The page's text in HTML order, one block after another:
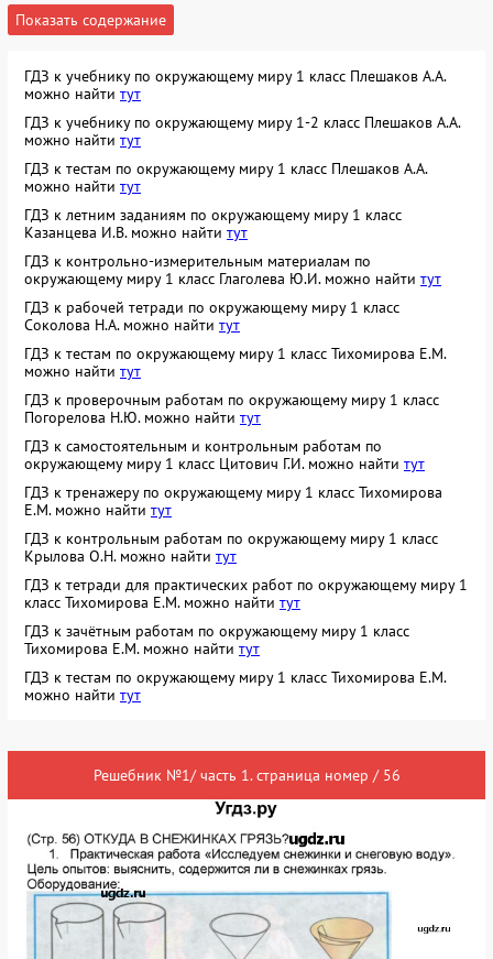
Показать содержание
ГДЗ к учебнику по окружающему миру 1 класс Плешаков А.А.
можно найти тут
ГДЗ к учебнику по окружающему миру 1-2 класс Плешаков А.А.
можно найти тут
ГДЗ к тестам по окружающему миру 1 класс Плешаков А.А.
можно найти тут
ГДЗ к летним заданиям по окружающему миру 1 класс
Казанцева И.В. можно найти тут
ГДЗ к контрольно-измерительным материалам по
окружающему миру 1 класс Глаголева Ю.И. можно найти тут
ГДЗ к рабочей тетради по окружающему миру 1 класс
Соколова Н.А. можно найти тут
ГДЗ к тестам по окружающему миру 1 класс Тихомирова Е.М.
можно найти тут
ГДЗ к проверочным работам по окружающему миру 1 класс
Погорелова Н.Ю. можно найти тут
ГДЗ к самостоятельным и контрольным работам по
окружающему миру 1 класс Цитович Г.И. можно найти тут
ГДЗ к тренажеру по окружающему миру 1 класс Тихомирова
Е.М. можно найти тут
ГДЗ к контрольным работам по окружающему миру 1 класс
Крылова О.Н. можно найти тут
ГДЗ к тетради для практических работ по окружающему миру 1
класс Тихомирова Е.М. можно найти тут
ГДЗ к зачётным работам по окружающему миру 1 класс
Тихомирова Е.М. можно найти тут
ГДЗ к тестам по окружающему миру 1 класс Тихомирова Е.М.
можно найти тут
Решебник №1/ часть 1. страница номер / 56